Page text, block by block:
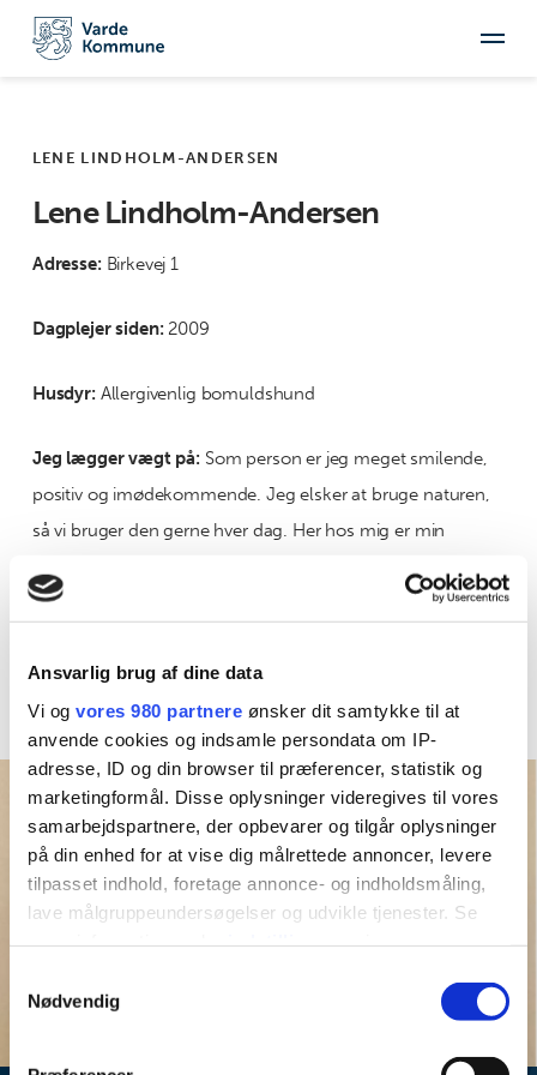
Ansvarlig brug af dine data
Vi og vores 980 partnere ønsker dit samtykke til at
anvende cookies og indsamle persondata om IP-
adresse, ID og din browser til præferencer, statistik og
marketingformål. Disse oplysninger videregives til vores
samarbejdspartnere, der opbevarer og tilgår oplysninger
på din enhed for at vise dig målrettede annoncer, levere
tilpasset indhold, foretage annonce- og indholdsmåling,
lave målgruppeundersøgelser og udvikle tjenester. Se
tilbage eller ændre indstillinger fra vores
"Cookiedeklaration", eller ved at trykke på "Privacy
Nødvendig
LENE LINDHOLM-ANDERSEN
Lene Lindholm-Andersen
Adresse: Birkevej 1
Dagplejer siden: 2009
Husdyr: Allergivenlig bomuldshund
Jeg lægger vægt på: Som person er jeg meget smilende,
positiv og imødekommende. Jeg elsker at bruge naturen,
så vi bruger den gerne hver dag. Her hos mig er min
udvikle sig gennem anerkendelse og individuelle behov.
masser af omsorg og nærhed.